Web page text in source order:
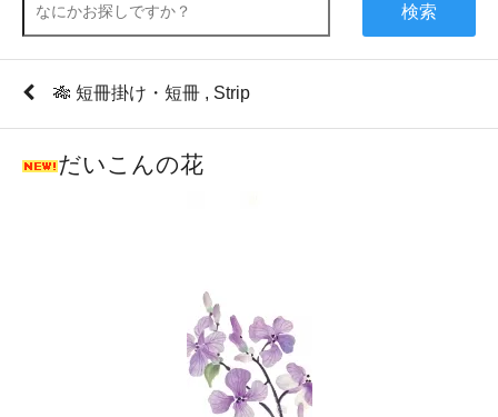
検索
🎋 短冊掛け・短冊 , Strip
だいこんの花